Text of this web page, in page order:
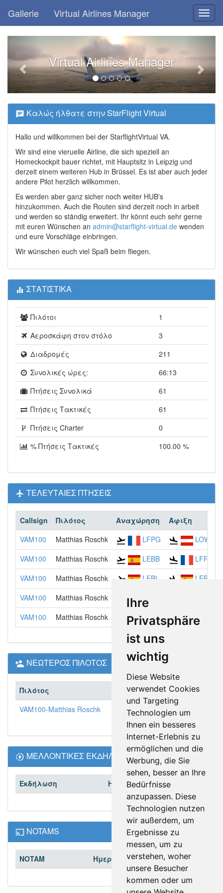
Ihre
Privatsphäre
ist uns
wichtig
Diese Website
verwendet Cookies
und Targeting
Technologien um
Ihnen ein besseres
Internet-Erlebnis zu
ermöglichen und die
Werbung, die Sie
sehen, besser an Ihre
Bedürfnisse
anzupassen. Diese
Technologien nutzen
wir außerdem, um
Ergebnisse zu
messen, um zu
verstehen, woher
unsere Besucher
kommen oder um
Gallerie Virtual Airlines Manager
Virtual Airlines Manager
Καλώς ήλθατε στην StarFlight Virtual
Hallo und willkommen bei der StarflightVirtual VA.
Wir sind eine vieruelle Airline, die sich speziell an
Homeckockpit bauer richtet, mit Hauptsitz in Leipzig und
derzeit einem weiteren Hub in Brüssel. Es ist aber auch jeder
andere Pilot herzlich willkommen.
Es werden aber ganz sicher noch weiter HUB's
hinzukommen. Auch die Routen sind derzeit noch in arbeit
und werden so ständig erweitert. Ihr könnt euch sehr gerne
mit euren Wünschen an admin@starflight-virtual.de wenden
und eure Vorschläge einbringen.
Wir wünschen euch viel Spaß beim fliegen.
ΣΤΑΤΙΣΤΙΚΑ
Πιλότοι
1
Αεροσκάφη στον στόλο
3
Διαδρομές
211
Συνολικές ώρες:
66:13
Πτήσεις Συνολικά
61
Πτήσεις Τακτικές
61
Πτήσεις Charter
0
% Πτήσεις Τακτικές
100.00 %
ΤΕΛΕΥΤΑΙΕΣ ΠΤΗΣΕΙΣ
Callsign Πιλότος Αναχώρηση Άφιξη
VAM100
Matthias Roschk LFPG LOWI
VAM100
Matthias Roschk LEBB LFPG
VAM100
Matthias Roschk LEBL LEBB
VAM100
Matthias Roschk LEPA
VAM100
Matthias Roschk LXGB LEPA
ΝΕΩΤΕΡΟΣ ΠΙΛΟΤΟΣ
Πιλότος
Εντάχθηκε
VAM100-Matthias Roschk
2019-09-15
ΜΕΛΛΟΝΤΙΚΕΣ ΕΚΔΗΛΩΣΕΙΣ
Εκδήλωση Ημερομηνία
NOTAMS
NOTAM Ημερομηνία